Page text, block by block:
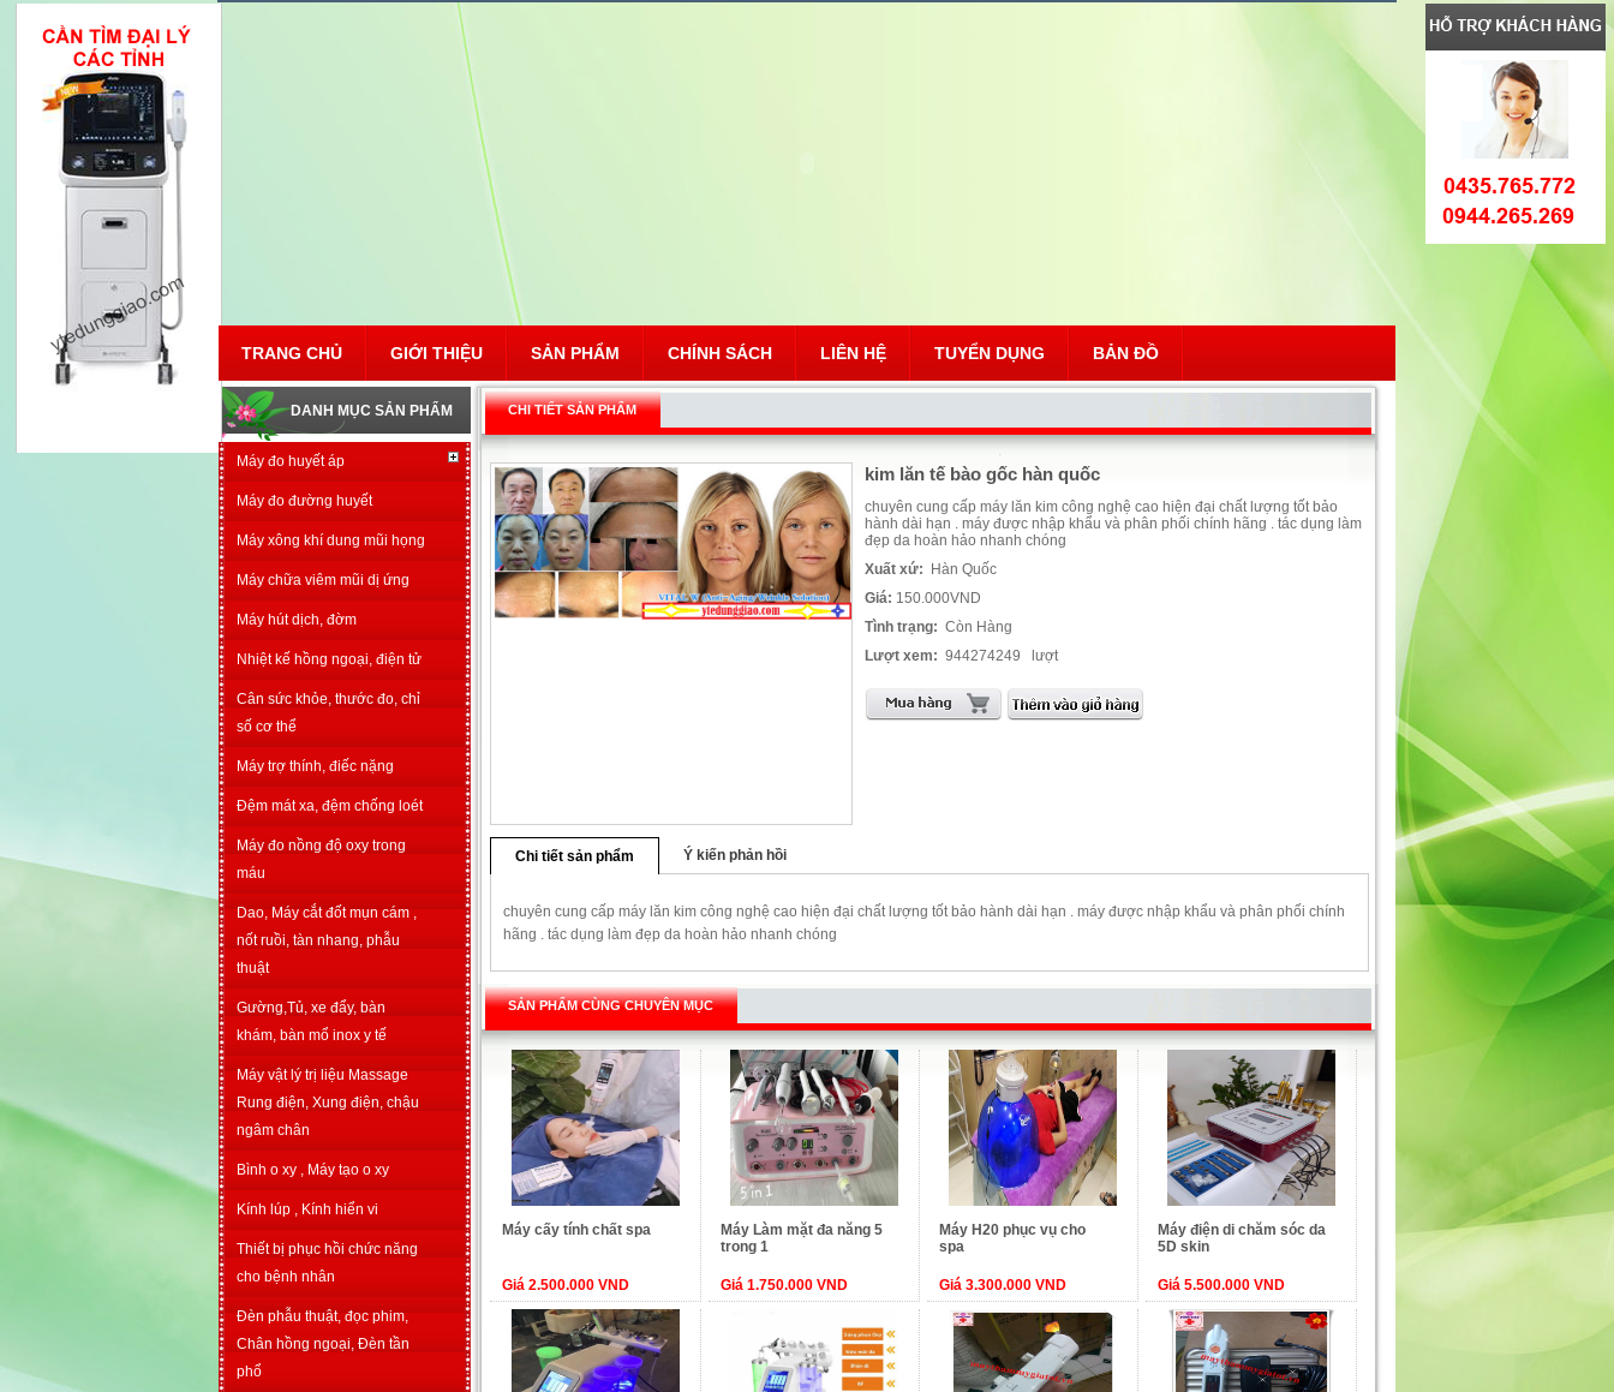
TRANG CHỦ GIỚI THIỆU SẢN PHẨM CHÍNH SÁCH LIÊN HỆ TUYỂN DỤNG BẢN ĐỒ
DANH MỤC SẢN PHẨM
Máy đo huyết áp
Máy đo đường huyết
Máy xông khí dung mũi họng
Máy chữa viêm mũi dị ứng
Máy hút dịch, đờm
Nhiệt kế hồng ngoại, điện tử
Cân sức khỏe, thước đo, chỉ
số cơ thể
Máy trợ thính, điếc nặng
Đệm mát xa, đệm chống loét
Máy đo nồng độ oxy trong
máu
Dao, Máy cắt đốt mụn cám ,
nốt ruồi, tàn nhang, phẫu
thuật
Gường,Tủ, xe đẩy, bàn
khám, bàn mổ inox y tế
Máy vật lý trị liệu Massage
Rung điện, Xung điện, chậu
ngâm chân
Bình o xy , Máy tạo o xy
Kính lúp , Kính hiển vi
Thiết bị phục hồi chức năng
cho bệnh nhân
Đèn phẫu thuật, đọc phim,
Chân hồng ngoại, Đèn tần
phổ
CHI TIẾT SẢN PHẨM
kim lăn tế bào gốc hàn quốc
chuyên cung cấp máy lăn kim công nghệ cao hiện đại chất lượng tốt bảo
hành dài hạn . máy được nhập khẩu và phân phối chính hãng . tác dụng làm
đẹp da hoàn hảo nhanh chóng
Xuất xứ:
Hàn Quốc
Giá: 150.000VND
Tình trạng: Còn Hàng
Lượt xem: 944274249 lượt
Chi tiết sản phẩm Ý kiến phản hồi
chuyên cung cấp máy lăn kim công nghệ cao hiện đại chất lượng tốt bảo hành dài hạn . máy được nhập khẩu và phân phối chính
hãng . tác dụng làm đẹp da hoàn hảo nhanh chóng
SẢN PHẨM CÙNG CHUYÊN MỤC
Máy cấy tính chất spa
Giá 2.500.000 VND
Máy Làm mặt đa năng 5
trong 1
Giá 1.750.000 VND
Máy H20 phục vụ cho
spa
Giá 3.300.000 VND
Máy điện di chăm sóc da
5D skin
Giá 5.500.000 VND